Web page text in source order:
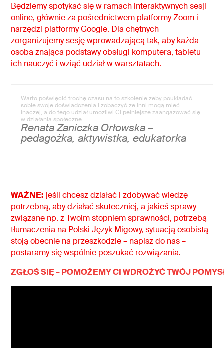
Będziemy spotykać się w ramach interaktywnych sesji
online, głównie za pośrednictwem platformy Zoom i
narzędzi platformy Google. Dla chętnych
zorganizujemy sesję wprowadzającą tak, aby każda
osoba znająca podstawy obsługi komputera, tabletu
ich nauczyć i wziąć udział w warsztatach.
Warto poświęcić trochę czasu na to szkolenie żeby poukładać
sobie swoje doświadczenia i zobaczyć że inni mogą mieć
inaczej, a do tego udział umożliwi Ci pełniejsze zaangażować się
w działania społeczne.
Renata Zaniczka Orłowska –
pedagożka, aktywistka, edukatorka
WAŻNE: jeśli chcesz działać i zdobywać wiedzę
potrzebną, aby działać skuteczniej, a jakieś sprawy
związane np. z Twoim stopniem sprawności, potrzebą
tłumaczenia na Polski Język Migowy, sytuacją osobistą
stoją obecnie na przeszkodzie – napisz do nas –
postaramy się wspólnie poszukać rozwiązania.
ZGŁOŚ SIĘ – POMOŻEMY CI WDROŻYĆ TWÓJ